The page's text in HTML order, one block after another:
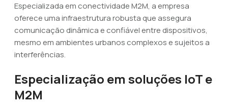
Especializada em conectividade M2M, a empresa
oferece uma infraestrutura robusta que assegura
comunicação dinâmica e confiável entre dispositivos,
mesmo em ambientes urbanos complexos e sujeitos a
interferências.
Especialização em soluções IoT e
M2M